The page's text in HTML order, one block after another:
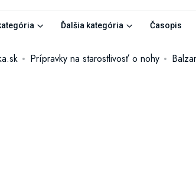
Ďalšia kategória Časopis
Prípravky na starostlivosť o nohy